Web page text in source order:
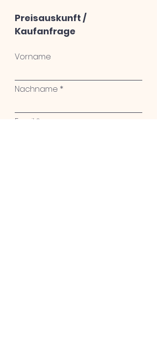
Preisauskunft /
Kaufanfrage
Vorname
Nachname
Email